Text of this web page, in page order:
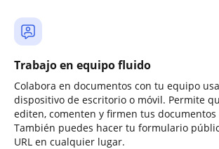
Trabajo en equipo fluido
Colabora en documentos con tu equipo
dispositivo de escritorio o móvil. Permite
editen, comenten y firmen tus documentos
También puedes hacer tu formulario
URL en cualquier lugar.